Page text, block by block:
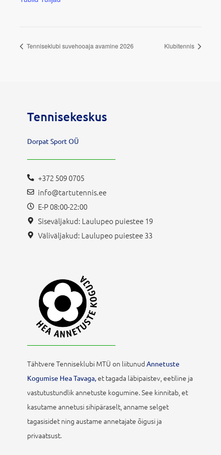
Tenniseklubi suvehooaja avamine 2026 Klubitennis
Tennisekeskus
Dorpat Sport OÜ
+372 509 0705
info@tartutennis.ee
E-P 08:00-22:00
Siseväljakud: Laulupeo puiestee 19
Väliväljakud: Laulupeo puiestee 33
Tähtvere Tenniseklubi MTÜ on liitunud Annetuste
Kogumise Hea Tavaga, et tagada läbipaistev, eetiline ja
vastutustundlik annetuste kogumine. See kinnitab, et
kasutame annetusi sihipäraselt, anname selget
tagasisidet ning austame annetajate õigusi ja
privaatsust.